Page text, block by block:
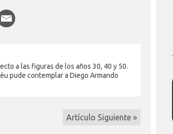
a las figuras de los años 30, 40 y 50.
pude contemplar a Diego Armando
Artículo Siguiente »